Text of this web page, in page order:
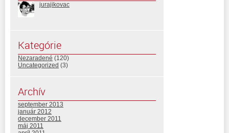
jurajikovac
Kategórie
Nezaradené (120)
Uncategorized (3)
Archív
september 2013
január 2012
december 2011
máj 2011